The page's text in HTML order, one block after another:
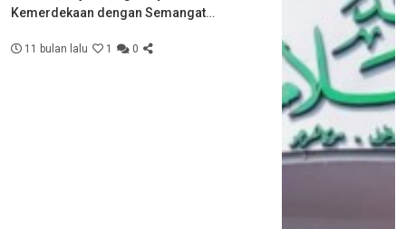
Kemerdekaan dengan Semangat
11 bulan lalu 1 0